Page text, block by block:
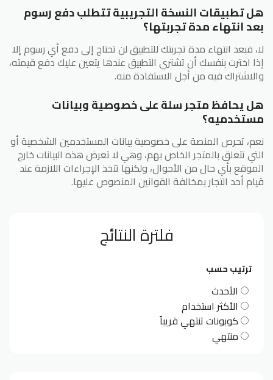
هل تطبيقات النسخة التجريبية تتطلب دفع رسوم
بعد انتهاء مدة تجربتها؟
لا، فبعد انتهاء مدة تجربتك للتطبيق لن تحتاج إلى دفع أي رسوم إلا
إذا اخترت بنفسك أن تشتري التطبيق عندها يتعين عليك دفع قيمته،
والاشتراك فيه من أجل الاستفادة منه.
هل يحافظ متجر سلة على خصوصية وبيانات
مستخدميه؟
نعم، تحرص المنصة على خصوصية بيانات المستخدمين الشخصية أو
التي تتعلق بالمتجر الخاص بهم، وهي لا تعرض هذه البيانات خارج
الموقع بأي حال من الأحوال، ولكنها تتخذ الإجراءات اللازمة عند
قيام أحد التجار بمخالفة القوانين المنصوص عليها.
فلترة النتائج
ترتيب حسب
الأحدث
الأكثر استخدام
كوبونات تنتهي قريباً
منتهي